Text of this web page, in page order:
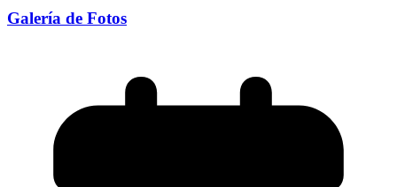
Galería de Fotos